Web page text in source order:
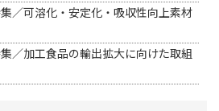
／可溶化・安定化・吸収性向上素材
／加工食品の輸出拡大に向けた取組